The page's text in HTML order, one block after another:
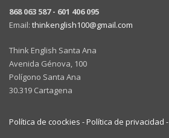
868 063 587 - 601 406 095
Email: thinkenglish100@gmail.com
Think English Santa Ana
Avenida Génova, 100
Polígono Santa Ana
30.319 Cartagena
Política de coockies -Política de privacidad -